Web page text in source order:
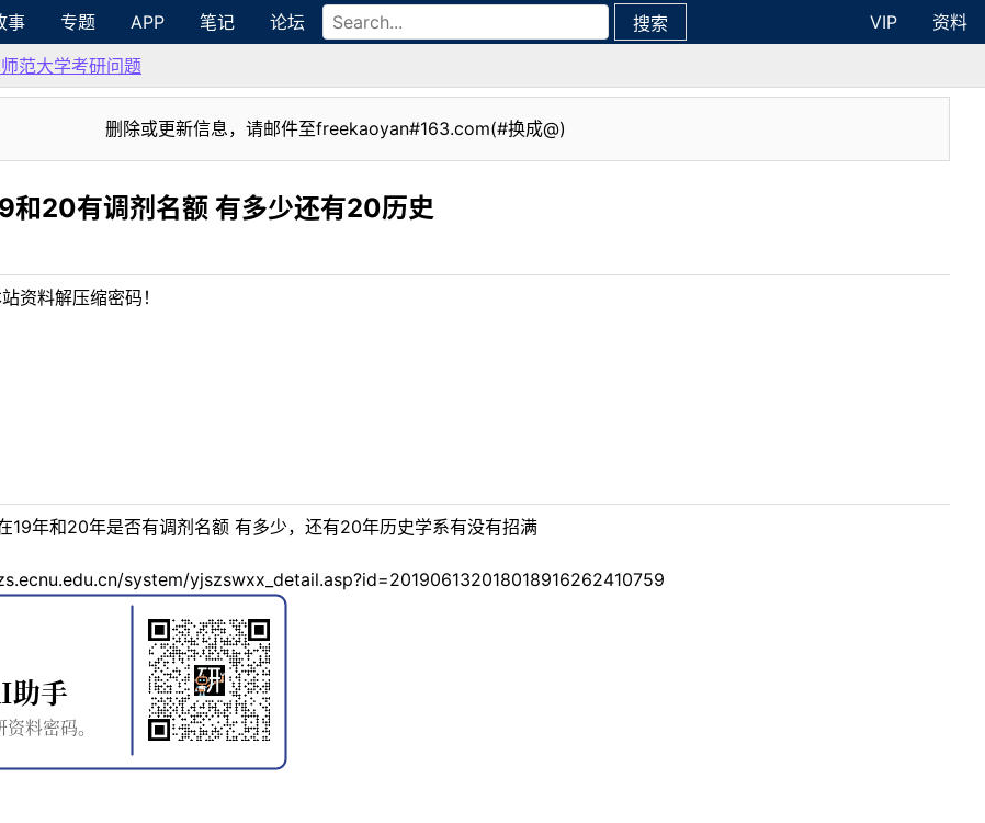
事 专题 APP 笔记 论坛 搜索 VIP
资料
范大学考研问题
删除或更新信息，请邮件至freekaoyan#163.com(#换成@)
和20有调剂名额 有多少还有20历史
资料解压缩密码！
19年和20年是否有调剂名额 有多少，还有20年历史学系有没有招满
system/yjszswxx_detail.asp?id=201906132018018916262410759